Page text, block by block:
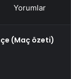
Yorumlar
(Maç özeti)